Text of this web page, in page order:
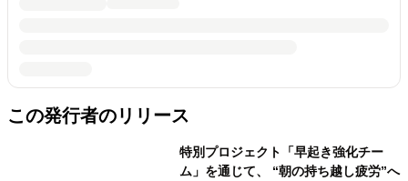
この発行者のリリース
特別プロジェクト「早起き強化チー
ム」を通じて、 “朝の持ち越し疲労”へ